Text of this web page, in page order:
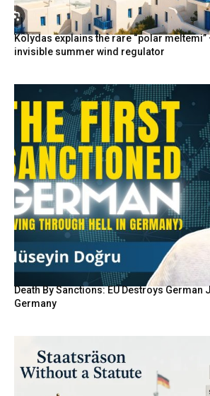
Kolydas explains the rare “polar meltemi”
invisible summer wind regulator
Death By Sanctions: EU Destroys German
Germany